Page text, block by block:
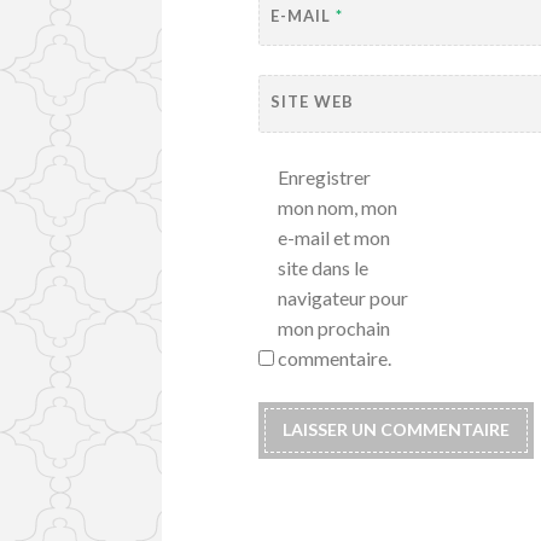
E-MAIL*
SITE WEB
Enregistrer
mon nom, mon
e-mail et mon
site dans le
navigateur pour
mon prochain
commentaire.